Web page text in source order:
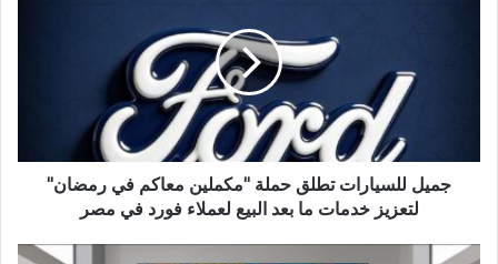
لتعزيز
خدمات
البيع
جميل للسيارات تطلق حملة "مكملين معاكم في رمضان"
لتعزيز خدمات ما بعد البيع لعملاء فورد في مصر
"إل